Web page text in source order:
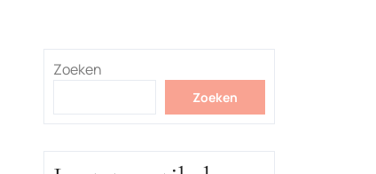
Zoeken
Zoeken